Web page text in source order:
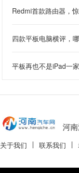
Redmi首款路由器，
四款平板电脑横评，
平板再也不是iPad一
河
关于我们 联系我们